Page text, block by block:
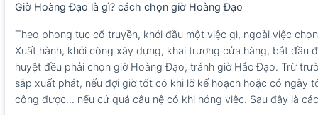
Giờ Hoàng Đạo là gì? cách chọn giờ Hoàng Đạo
Theo phong tục cổ truyền, khởi đầu một việc gì, ngoài việc
Xuất hành, khởi công xây dựng, khai trương cửa hàng, bắt đầu
huyệt đều phải chọn giờ Hoàng Đạo, tránh giờ Hắc Đạo. Trừ
sắp xuất phát, nếu đợi giờ tốt có khi lỡ kế hoạch hoặc có ngày
công được... nếu cứ quá câu nệ có khi hỏng việc. Sau đây là